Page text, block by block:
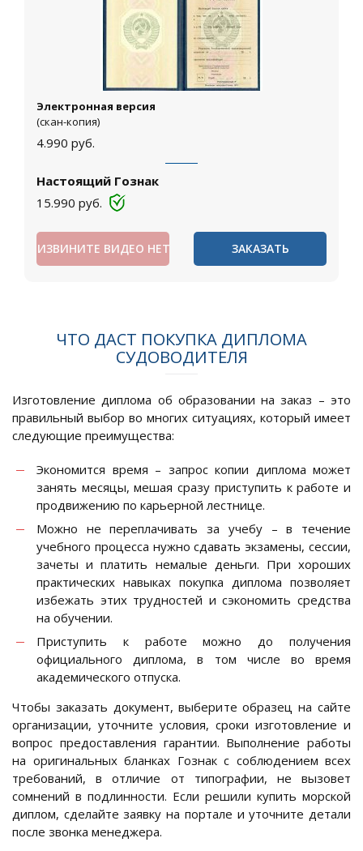
Электронная версия
(скан-копия)
4.990 руб.
Настоящий Гознак
15.990 руб.
ИЗВИНИТЕ ВИДЕО НЕТ ЗАКАЗАТЬ
ЧТО ДАСТ ПОКУПКА ДИПЛОМА
СУДОВОДИТЕЛЯ
Изготовление диплома об образовании на заказ – это
правильный выбор во многих ситуациях, который имеет
следующие преимущества:
Экономится время – запрос копии диплома может
занять месяцы, мешая сразу приступить к работе и
продвижению по карьерной лестнице.
Можно не переплачивать за учебу – в течение
учебного процесса нужно сдавать экзамены, сессии,
зачеты и платить немалые деньги. При хороших
практических навыках покупка диплома позволяет
избежать этих трудностей и сэкономить средства
на обучении.
Приступить к работе можно до получения
официального диплома, в том числе во время
академического отпуска.
Чтобы заказать документ, выберите образец на сайте
организации, уточните условия, сроки изготовление и
вопрос предоставления гарантии. Выполнение работы
на оригинальных бланках Гознак с соблюдением всех
требований, в отличие от типографии, не вызовет
сомнений в подлинности. Если решили купить морской
диплом, сделайте заявку на портале и уточните детали
после звонка менеджера.